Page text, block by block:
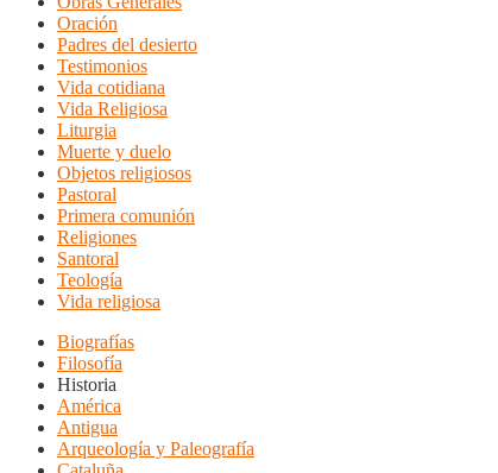
Oración
Padres del desierto
Testimonios
Vida cotidiana
Vida Religiosa
Liturgia
Muerte y duelo
Objetos religiosos
Pastoral
Primera comunión
Religiones
Santoral
Teología
Vida religiosa
Biografías
Filosofía
Historia
América
Antigua
Arqueología y Paleografía